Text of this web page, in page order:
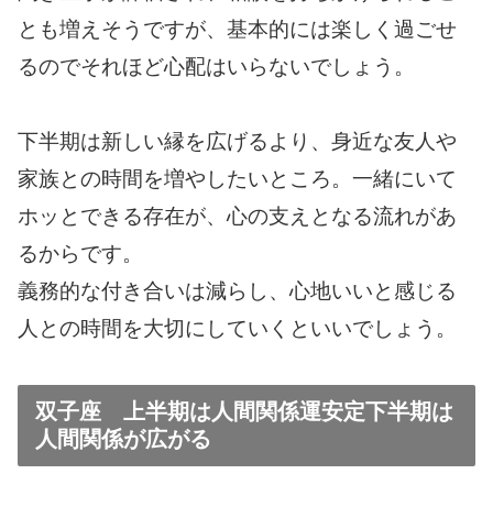
とも増えそうですが、基本的には楽しく過ごせ
るのでそれほど心配はいらないでしょう。
下半期は新しい縁を広げるより、身近な友人や
家族との時間を増やしたいところ。一緒にいて
ホッとできる存在が、心の支えとなる流れがあ
るからです。
義務的な付き合いは減らし、心地いいと感じる
人との時間を大切にしていくといいでしょう。
双子座 上半期は人間関係運安定下半期は
人間関係が広がる